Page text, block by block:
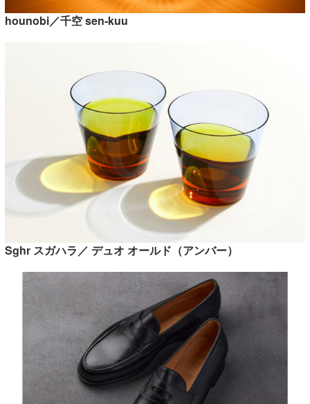
hounobi／千空 sen-kuu
Sghr スガハラ／ デュオ オールド（アンバー）